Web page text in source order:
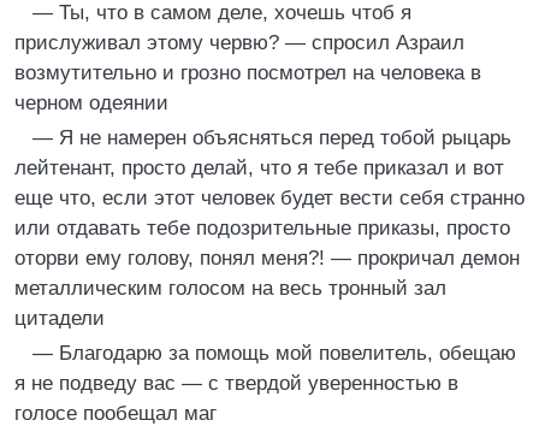
— Ты, что в самом деле, хочешь чтоб я
прислуживал этому червю? — спросил Азраил
возмутительно и грозно посмотрел на человека в
черном одеянии
— Я не намерен объясняться перед тобой рыцарь
лейтенант, просто делай, что я тебе приказал и вот
еще что, если этот человек будет вести себя странно
или отдавать тебе подозрительные приказы, просто
оторви ему голову, понял меня?! — прокричал демон
металлическим голосом на весь тронный зал
цитадели
— Благодарю за помощь мой повелитель, обещаю
я не подведу вас — с твердой уверенностью в
голосе пообещал маг